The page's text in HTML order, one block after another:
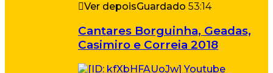
Ver depoisGuardado 53:14
Cantares Borguinha, Geadas,
Casimiro e Correia 2018